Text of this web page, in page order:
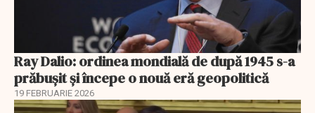
Ray Dalio: ordinea mondială de după 1945 s-a
prăbușit și începe o nouă eră geopolitică
19 FEBRUARIE 2026